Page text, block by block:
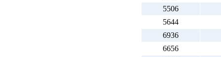
5506
5644
6936
6656